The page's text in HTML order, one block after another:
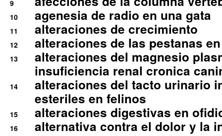
9
10 agenesia de radio en una gata
11 alteraciones de crecimiento
12 alteraciones de las pestanas
13
alteraciones del magnesio
insuficiencia renal cronica
14
alteraciones del tacto urinario
esteriles en felinos
15 alteraciones digestivas en
16 alternativa contra el dolor y la